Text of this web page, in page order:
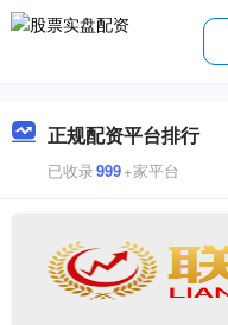
正规配资平台排行
已收录999+家平台